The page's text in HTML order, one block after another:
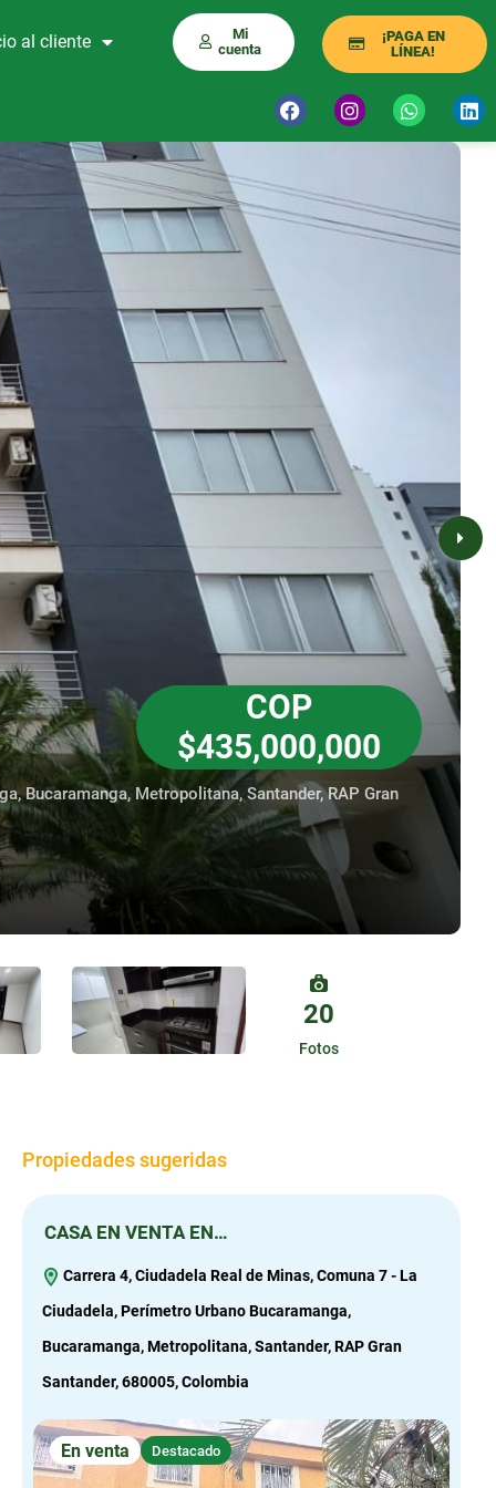
al cliente
Mi
cuenta
¡PAGA EN
LÍNEA!
COP
$435,000,000
Bucaramanga, Metropolitana, Santander, RAP Gran
20
Fotos
Propiedades sugeridas
CASA EN VENTA EN…
Carrera 4, Ciudadela Real de Minas, Comuna 7 - La
Ciudadela, Perímetro Urbano Bucaramanga,
Bucaramanga, Metropolitana, Santander, RAP Gran
Santander, 680005, Colombia
En venta Destacado